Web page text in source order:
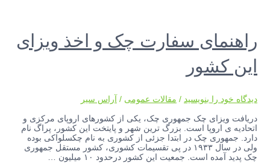
راهنمای سفارت چک و اخذ ویزای
این کشور
دیدگاه‌ خود را بنویسید / مقالات عمومی / آراس سیر
دریافت ویزای چک جمهوری چک، یکی از کشورهای اروپای مرکزی و
اتحادیه ی اروپا است. بزرگ ترین شهر و پایتخت این کشور، پراگ نام
دارد. جمهوری چک در ابتدا جزئی از کشوری به نام چکسلواکی بوده
ولی در سال ۱۹۳۳ در پی تقسیمات کشوری، کشور مستقل جمهوری
چک پدید آمده است. جمعیت این کشور درحدود ۱۰ میلیون …